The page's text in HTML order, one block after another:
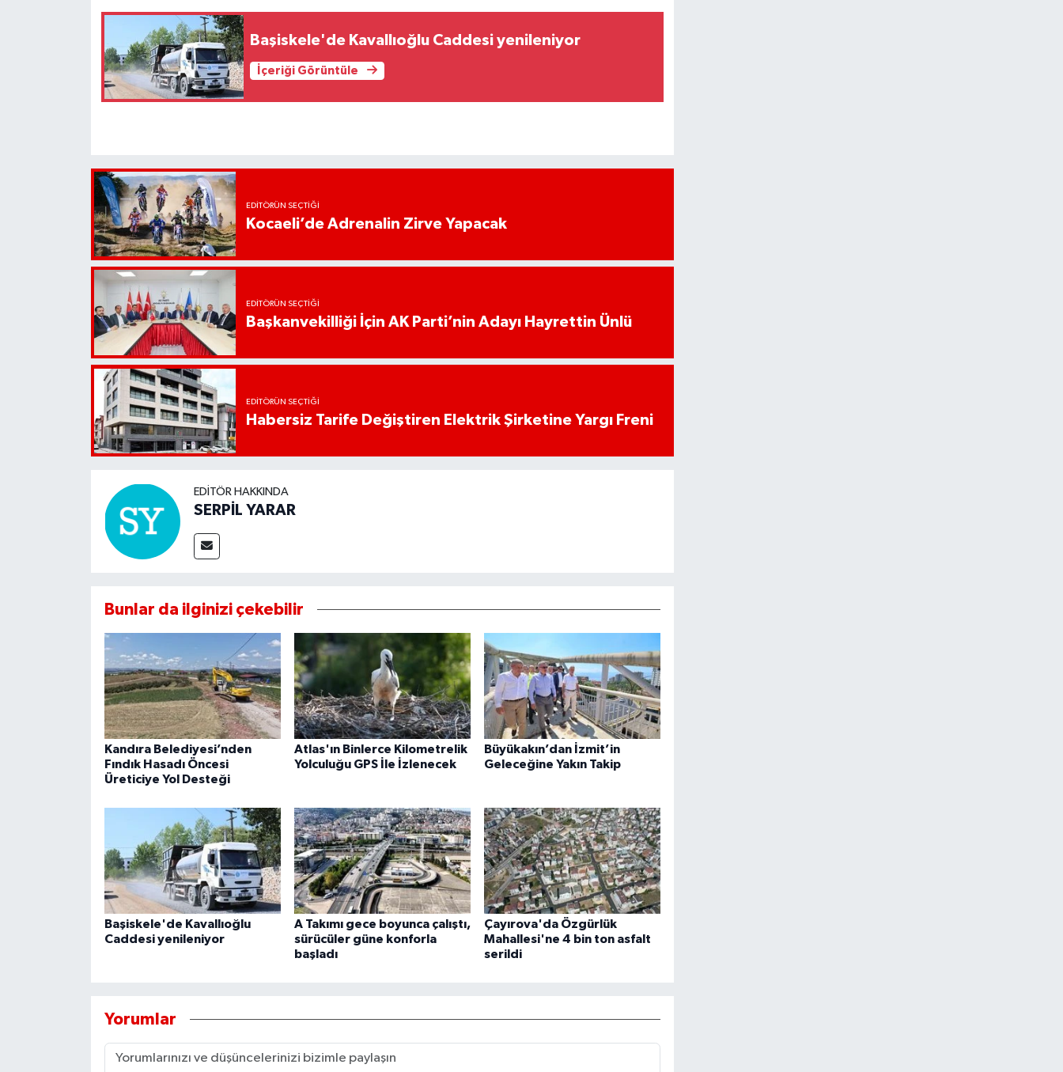
Başiskele'de Kavallıoğlu Caddesi yenileniyor
İçeriği Görüntüle
EDITÖRÜN SEÇTIĞI
Kocaeli’de Adrenalin Zirve Yapacak
EDITÖRÜN SEÇTIĞI
Başkanvekilliği İçin AK Parti’nin Adayı Hayrettin Ünlü
EDITÖRÜN SEÇTIĞI
Habersiz Tarife Değiştiren Elektrik Şirketine Yargı Freni
EDITÖR HAKKINDA
SERPİL YARAR
Bunlar da ilginizi çekebilir
Kandıra Belediyesi’nden
Fındık Hasadı Öncesi
Üreticiye Yol Desteği
Atlas'ın Binlerce Kilometrelik
Yolculuğu GPS İle İzlenecek
Büyükakın’dan İzmit’in
Geleceğine Yakın Takip
Başiskele'de Kavallıoğlu
Caddesi yenileniyor
A Takımı gece boyunca çalıştı,
sürücüler güne konforla
başladı
Çayırova'da Özgürlük
Mahallesi'ne 4 bin ton asfalt
serildi
Yorumlar